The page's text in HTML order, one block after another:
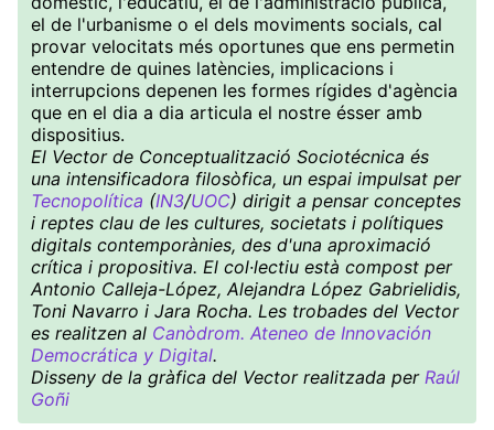
el de l'urbanisme o el dels moviments socials, cal
provar velocitats més oportunes que ens permetin
entendre de quines latències, implicacions i
interrupcions depenen les formes rígides d'agència
que en el dia a dia articula el nostre ésser amb
dispositius.
El Vector de Conceptualització Sociotécnica és
una intensificadora filosòfica, un espai impulsat per
Tecnopolítica (IN3/UOC) dirigit a pensar conceptes
i reptes clau de les cultures, societats i polítiques
digitals contemporànies, des d'una aproximació
crítica i propositiva. El col·lectiu està compost per
Antonio Calleja-López, Alejandra López Gabrielidis,
Toni Navarro i Jara Rocha. Les trobades del Vector
es realitzen al Canòdrom. Ateneo de Innovación
Democrática y Digital.
Disseny de la gràfica del Vector realitzada per Raúl
Goñi